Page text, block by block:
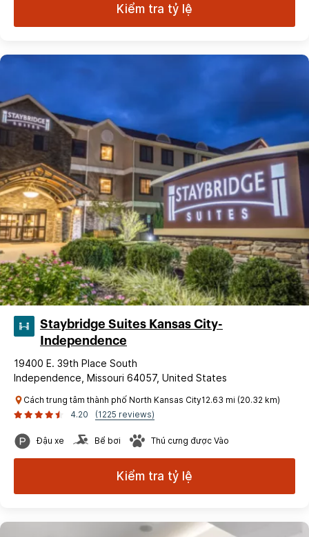
Kiểm tra tỷ lệ
Staybridge Suites Kansas City-
Independence
19400 E. 39th Place South
Independence, Missouri 64057, United States
Cách trung tâm thành phố North Kansas City12.63 mi (20.32 km)
4.20
(1225 reviews)
Đậu xe Bể bơi Thú cưng được Vào
Kiểm tra tỷ lệ